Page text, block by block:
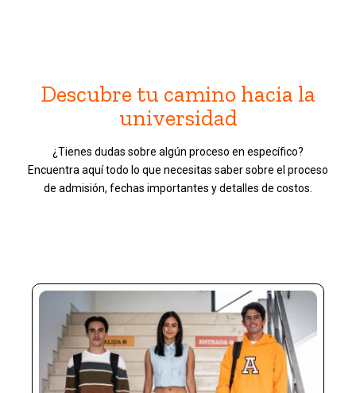
Descubre tu camino hacia la
universidad
¿Tienes dudas sobre algún proceso en específico?
Encuentra aquí todo lo que necesitas saber sobre el proceso
de admisión, fechas importantes y detalles de costos.